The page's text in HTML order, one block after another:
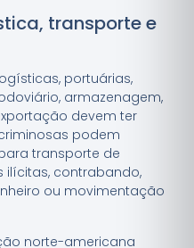
transporte e
portuárias,
armazenagem,
devem ter
podem
transporte de
ilícitas, contrabando,
ou movimentação
norte-americana